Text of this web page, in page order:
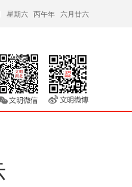
星期六 丙午年 六月廿六